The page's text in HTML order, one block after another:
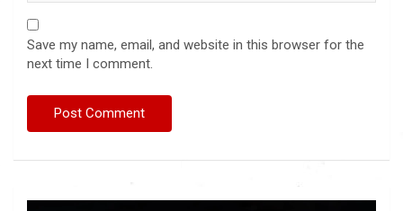
Save my name, email, and website in this browser for the
next time I comment.